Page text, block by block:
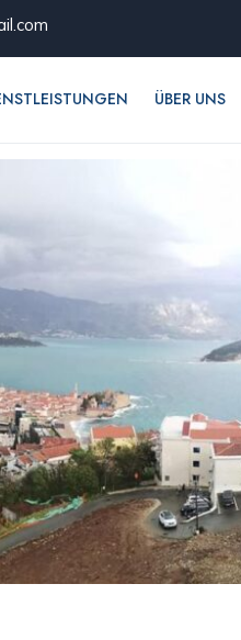
ÜBER UNS